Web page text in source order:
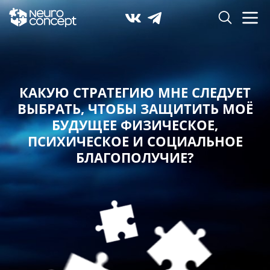
КАКУЮ СТРАТЕГИЮ МНЕ СЛЕДУЕТ
ВЫБРАТЬ,ЧТОБЫ ЗАЩИТИТЬ МОЁ
БУДУЩЕЕ ФИЗИЧЕСКОЕ,
ПСИХИЧЕСКОЕ И СОЦИАЛЬНОЕ
БЛАГОПОЛУЧИЕ?